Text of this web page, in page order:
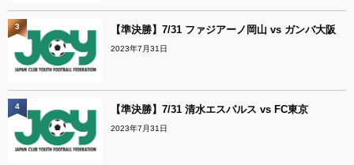
【準決勝】7/31 ファジアーノ岡山 vs ガンバ大阪
2023年7月31日
3
【準決勝】7/31 清水エスパルス vs FC東京
2023年7月31日
4